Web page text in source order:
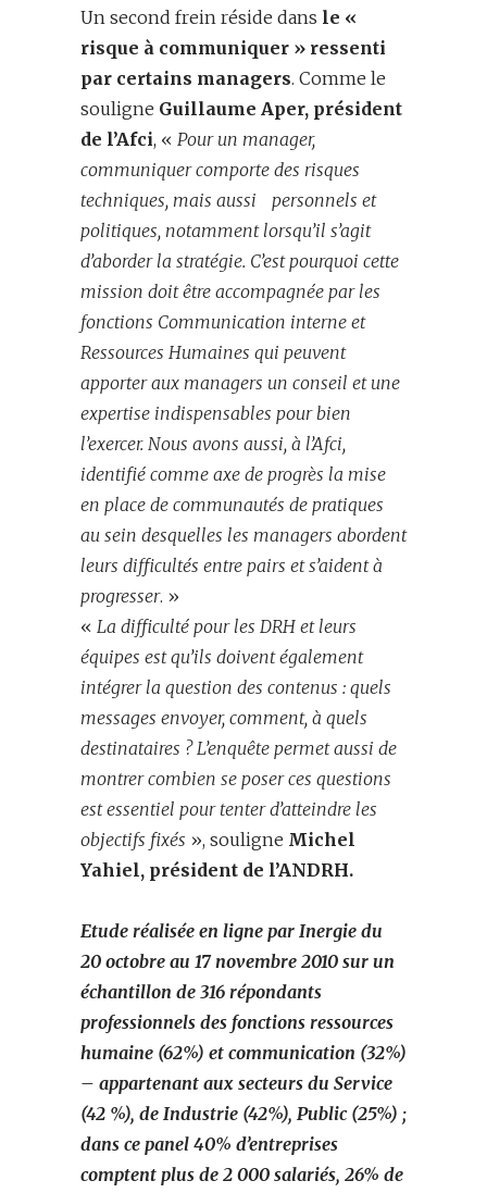
Un second frein réside dans le «
risque à communiquer » ressenti
par certains managers. Comme le
souligne Guillaume Aper, président
de l’Afci, « Pour un manager,
communiquer comporte des risques
techniques, mais aussi personnels et
politiques, notamment lorsqu’il s’agit
d’aborder la stratégie. C’est pourquoi cette
mission doit être accompagnée par les
fonctions Communication interne et
Ressources Humaines qui peuvent
apporter aux managers un conseil et une
expertise indispensables pour bien
l’exercer. Nous avons aussi, à l’Afci,
identifié comme axe de progrès la mise
en place de communautés de pratiques
au sein desquelles les managers abordent
leurs difficultés entre pairs et s’aident à
progresser. »
« La difficulté pour les DRH et leurs
équipes est qu’ils doivent également
intégrer la question des contenus : quels
messages envoyer, comment, à quels
destinataires ? L’enquête permet aussi de
montrer combien se poser ces questions
est essentiel pour tenter d’atteindre les
objectifs fixés », souligne Michel
Yahiel, président de l’ANDRH.
Etude réalisée en ligne par Inergie du
20 octobre au 17 novembre 2010 sur un
échantillon de 316 répondants
professionnels des fonctions ressources
humaine (62%) et communication (32%)
– appartenant aux secteurs du Service
(42 %), de Industrie (42%), Public (25%) ;
dans ce panel 40% d’entreprises
comptent plus de 2 000 salariés, 26% de